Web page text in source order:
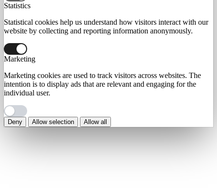
Statistics
Statistical cookies help us understand how visitors interact with our
website by collecting and reporting information anonymously.
Marketing
Marketing cookies are used to track visitors across websites. The
intention is to display ads that are relevant and engaging for the
individual user.
Deny Allow selection Allow all